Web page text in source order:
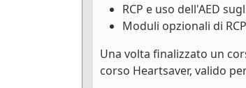
RCP e uso dell'AED
Moduli opzionali di
Una volta finalizzato un
corso Heartsaver, valido